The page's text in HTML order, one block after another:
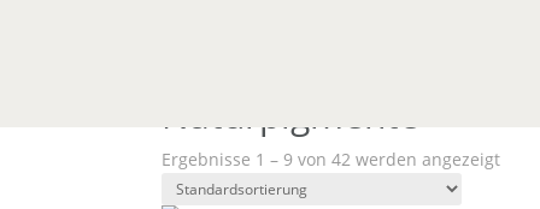
Naturpigmente
Ergebnisse 1 – 9 von 42 werden angezeigt